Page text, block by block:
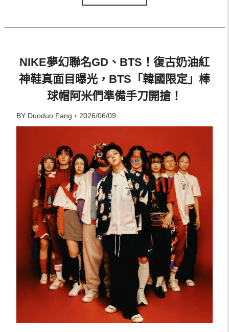
NIKE夢幻聯名GD、BTS！復古奶油紅
神鞋真面目曝光，BTS「韓國限定」棒
球帽阿米們準備手刀開搶！
BY Duoduo Fang・2026/06/09